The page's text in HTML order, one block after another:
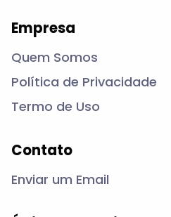
Empresa
Quem Somos
Política de Privacidade
Termo de Uso
Contato
Enviar um Email